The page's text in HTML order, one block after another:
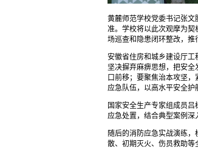
黄麓师范学校党委书记张
准。学校将以此次观摩为
场巡查和隐患闭环整改，推
安徽省住房和城乡建设厅工
坚决摒弃麻痹思想，把安
口前移；要聚焦治本攻坚
应急队伍，以高水平安全护
国家安全生产专家组成员
应急处置，结合典型案例深
随后的消防应急实战演练
散、初期灭火、伤员救助等